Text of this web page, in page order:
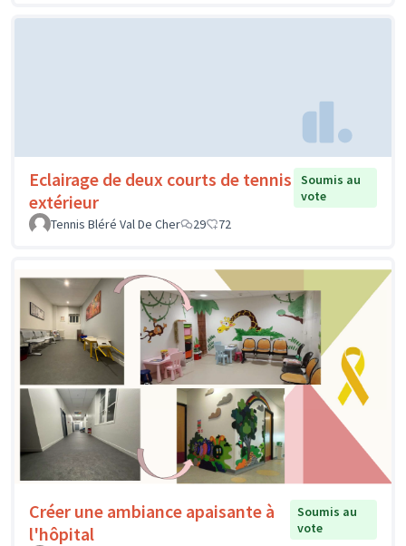
Eclairage de deux courts de tennis
extérieur
Soumis au
vote
Tennis Bléré Val De Cher
29 72
Créer une ambiance apaisante à
l'hôpital
Soumis au
vote